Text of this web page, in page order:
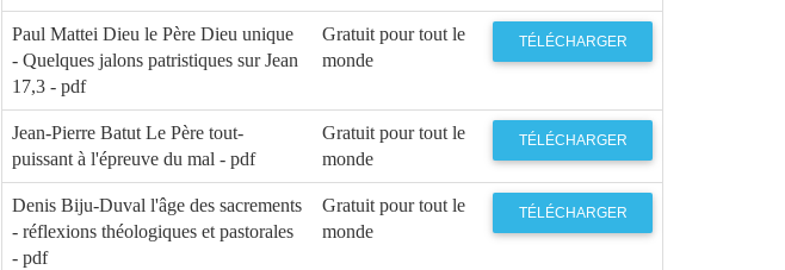
Paul Mattei Dieu le Père Dieu unique
- Quelques jalons patristiques sur Jean
17,3 - pdf
Gratuit pour tout le
monde
TÉLÉCHARGER
Jean-Pierre Batut Le Père tout-
puissant à l'épreuve du mal - pdf
Gratuit pour tout le
monde
TÉLÉCHARGER
Denis Biju-Duval l'âge des sacrements
- réflexions théologiques et pastorales
- pdf
Gratuit pour tout le
monde
TÉLÉCHARGER